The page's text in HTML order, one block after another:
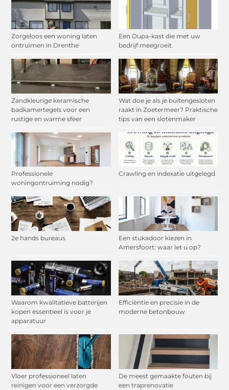
Zorgeloos een woning laten
ontruimen in Drenthe
Een Dupa-kast die met uw
bedrijf meegroeit
Zandkleurige keramische
badkamertegels voor een
rustige en warme sfeer
Wat doe je als je buitengesloten
raakt in Zoetermeer? Praktische
tips van een slotenmaker
Professionele
woningontruiming nodig?
Crawling en indexatie uitgelegd
2e hands bureaus
Een stukadoor kiezen in
Amersfoort: waar let u op?
Waarom kwalitatieve batterijen
kopen essentieel is voor je
apparatuur
Efficiëntie en precisie in de
moderne betonbouw
Vloer professioneel laten
reinigen voor een verzorgde
De meest gemaakte fouten bij
een traprenovatie